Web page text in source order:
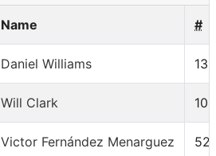
Name #
Daniel Williams
Will Clark
Victor Fernández Menarguez